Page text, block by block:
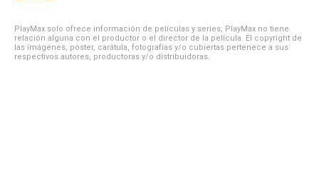
PlayMax solo ofrece información de películas y series, PlayMax no tiene
relación alguna con el productor o el director de la película. El copyright de
las imágenes, póster, carátula, fotografías y/o cubiertas pertenece a sus
respectivos autores, productoras y/o distribuidoras.